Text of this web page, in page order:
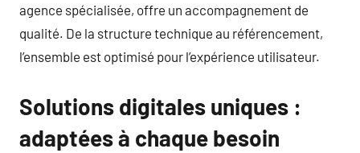
agence spécialisée, offre un accompagnement de
qualité. De la structure technique au référencement,
l’ensemble est optimisé pour l’expérience utilisateur.
Solutions digitales uniques :
adaptées à chaque besoin